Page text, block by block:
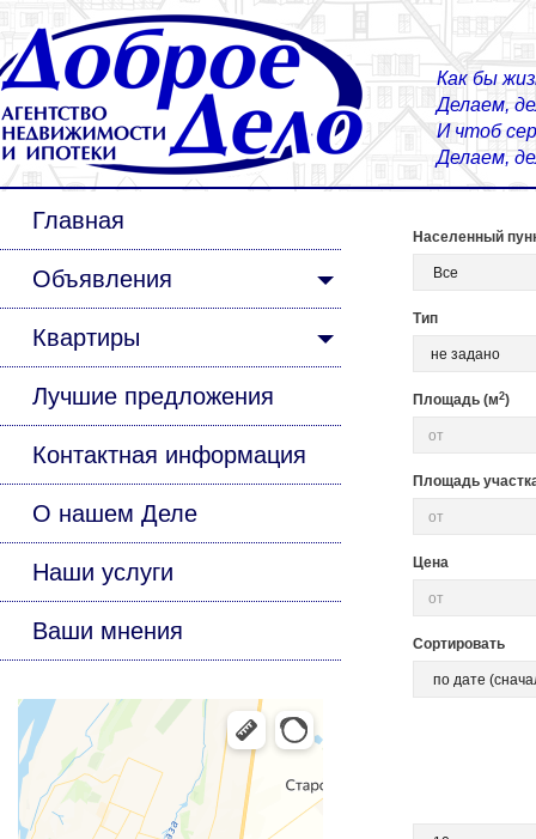
Как бы
Делаем,
И чтоб
Делаем,
Главная
Объявления
Квартиры
Лучшие предложения
Контактная информация
О нашем Деле
Наши услуги
Ваши мнения
Населенный
Тип
Площадь (м2)
Площадь
Цена
Сортировать